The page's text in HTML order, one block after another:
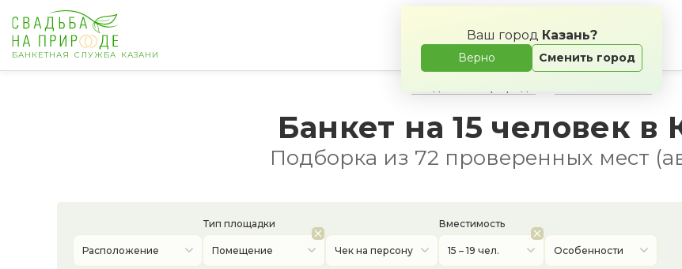
Ваш город Казань?
Верно Сменить город
БАНКЕТНАЯ СЛУЖБА КАЗАНИ
Выпускной
Банкет на 15 человек в
Подборка из 72 проверенных мест
Расположение Помещение
Тип площадки
Чек на персону 15 – 19 чел.
Вместимость
Особенности